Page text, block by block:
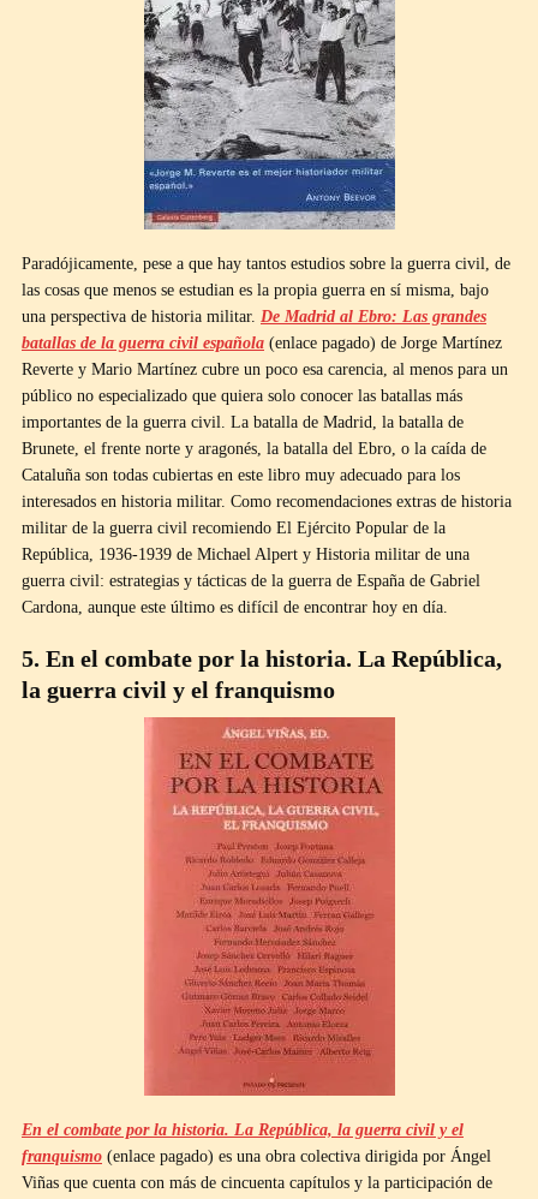
Paradójicamente, pese a que hay tantos estudios sobre la guerra civil, de
las cosas que menos se estudian es la propia guerra en sí misma, bajo
una perspectiva de historia militar. De Madrid al Ebro: Las grandes
batallas de la guerra civil española (enlace pagado) de Jorge Martínez
Reverte y Mario Martínez cubre un poco esa carencia, al menos para un
público no especializado que quiera solo conocer las batallas más
importantes de la guerra civil. La batalla de Madrid, la batalla de
Brunete, el frente norte y aragonés, la batalla del Ebro, o la caída de
Cataluña son todas cubiertas en este libro muy adecuado para los
interesados en historia militar. Como recomendaciones extras de historia
militar de la guerra civil recomiendo El Ejército Popular de la
República, 1936-1939 de Michael Alpert y Historia militar de una
guerra civil: estrategias y tácticas de la guerra de España de Gabriel
Cardona, aunque este último es difícil de encontrar hoy en día.
5. En el combate por la historia. La República,
la guerra civil y el franquismo
En el combate por la historia. La República, la guerra civil y el
franquismo (enlace pagado) es una obra colectiva dirigida por Ángel
Viñas que cuenta con más de cincuenta capítulos y la participación de